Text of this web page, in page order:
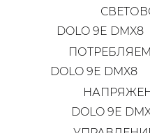
DOLO 9E DMX8
DOLO 9E DMX8
DOLO 9E